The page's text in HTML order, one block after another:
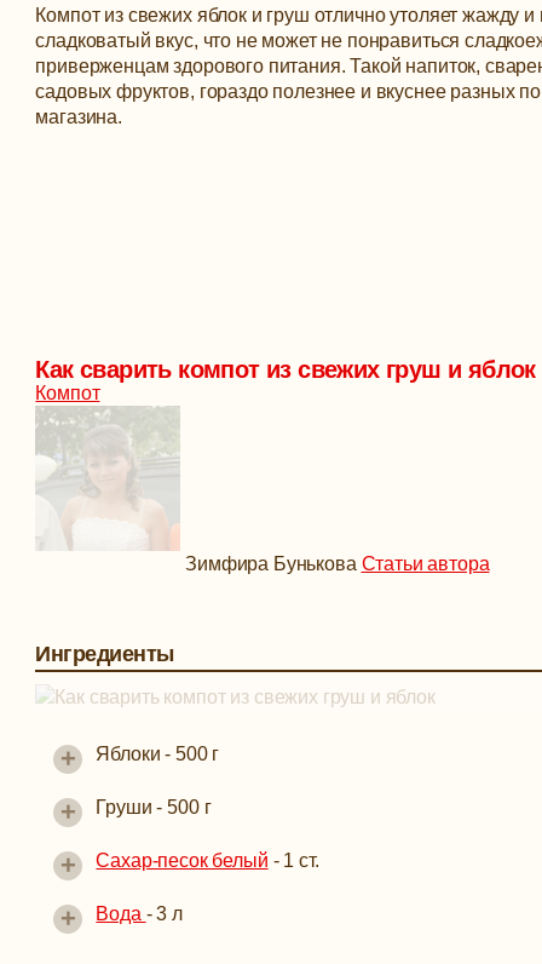
Компот из свежих яблок и груш отлично утоляет жажду
сладковатый вкус, что не может не понравиться
приверженцам здорового питания.Такой напиток,
садовых фруктов, гораздо полезнее и вкуснее разных
магазина.
Как сварить компот из свежих груш и яблок
Компот
Зимфира Бунькова Статьи автора
Ингредиенты
Яблоки - 500 г
+
Груши -500 г
+
Сахар-песок белый - 1 ст.
+
Вода -3 л
+